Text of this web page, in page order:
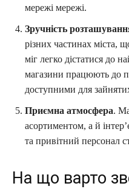
мережі мережі.
Зручність
різних частинах міста,
міг легко дістатися до
магазини працюють до
доступними для
Приємна атмосфера.
асортиментом, а й
та привітний персонал
На що варто